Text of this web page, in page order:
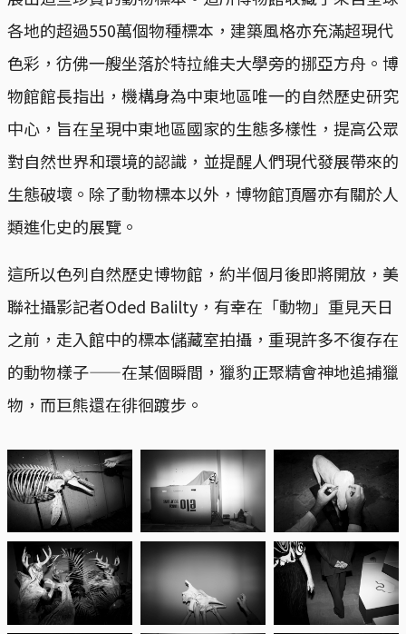
各地的超過550萬個物種標本，建築風格亦充滿超現代
色彩，彷佛一艘坐落於特拉維夫大學旁的挪亞方舟。博
物館館長指出，機構身為中東地區唯一的自然歷史研究
中心，旨在呈現中東地區國家的生態多樣性，提高公眾
對自然世界和環境的認識，並提醒人們現代發展帶來的
生態破壞。除了動物標本以外，博物館頂層亦有關於人
類進化史的展覽。
這所以色列自然歷史博物館，約半個月後即將開放，美
聯社攝影記者Oded Balilty，有幸在「動物」重見天日
之前，走入館中的標本儲藏室拍攝，重現許多不復存在
的動物樣子——在某個瞬間，獵豹正聚精會神地追捕獵
物，而巨熊還在徘徊踱步。